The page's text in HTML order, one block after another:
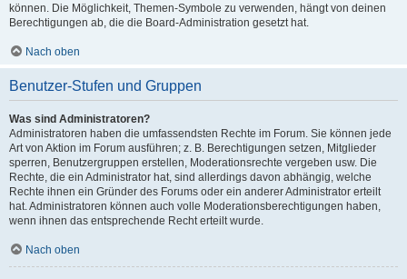
können. Die Möglichkeit, Themen-Symbole zu verwenden, hängt von deinen
Berechtigungen ab, die die Board-Administration gesetzt hat.
Nach oben
Benutzer-Stufen und Gruppen
Was sind Administratoren?
Administratoren haben die umfassendsten Rechte im Forum. Sie können jede
Art von Aktion im Forum ausführen; z. B. Berechtigungen setzen, Mitglieder
sperren, Benutzergruppen erstellen, Moderationsrechte vergeben usw. Die
Rechte, die ein Administrator hat, sind allerdings davon abhängig, welche
Rechte ihnen ein Gründer des Forums oder ein anderer Administrator erteilt
hat. Administratoren können auch volle Moderationsberechtigungen haben,
wenn ihnen das entsprechende Recht erteilt wurde.
Nach oben